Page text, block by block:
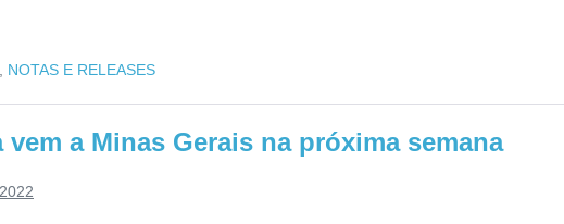
NOTAS E RELEASES
a Minas Gerais na próxima semana